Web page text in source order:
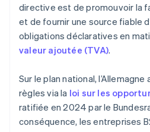
directive est de promouvoir la
et de fournir une source fiable
obligations déclaratives en
valeur ajoutée (TVA).
Sur le plan national,
règles via la loi sur les
ratifiée en 2024 par le
conséquence, les entreprises